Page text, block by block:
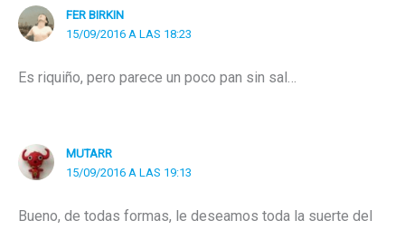
FER BIRKIN
15/09/2016 A LAS 18:23
Es riquiño, pero parece un poco pan sin sal…
MUTARR
15/09/2016 A LAS 19:13
Bueno, de todas formas, le deseamos toda la suerte del